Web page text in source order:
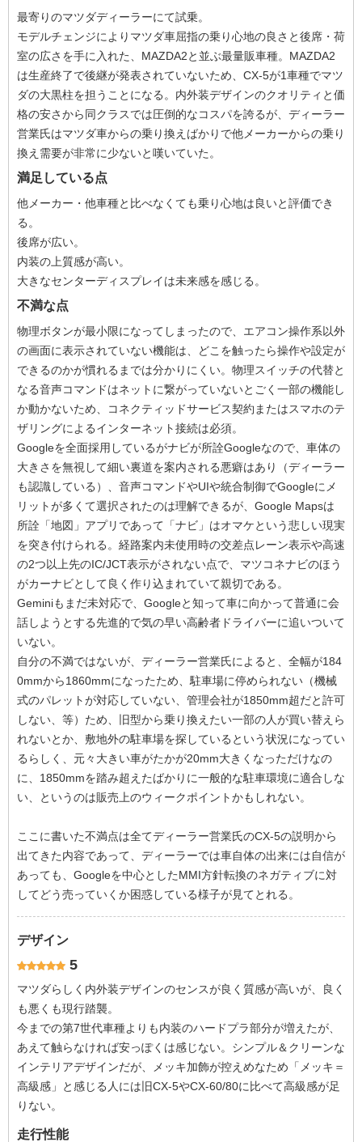
最寄りのマツダディーラーにて試乗。
モデルチェンジによりマツダ車屈指の乗り心地の良さと後席・荷
室の広さを手に入れた、MAZDA2と並ぶ最量販車種。MAZDA2
は生産終了で後継が発表されていないため、CX-5が1車種でマツ
ダの大黒柱を担うことになる。内外装デザインのクオリティと価
格の安さから同クラスでは圧倒的なコスパを誇るが、ディーラー
営業氏はマツダ車からの乗り換えばかりで他メーカーからの乗り
換え需要が非常に少ないと嘆いていた。
満足している点
他メーカー・他車種と比べなくても乗り心地は良いと評価でき
る。
後席が広い。
内装の上質感が高い。
大きなセンターディスプレイは未来感を感じる。
不満な点
物理ボタンが最小限になってしまったので、エアコン操作系以外
の画面に表示されていない機能は、どこを触ったら操作や設定が
できるのかが慣れるまでは分かりにくい。物理スイッチの代替と
なる音声コマンドはネットに繋がっていないとごく一部の機能し
か動かないため、コネクティッドサービス契約またはスマホのテ
ザリングによるインターネット接続は必須。
Googleを全面採用しているがナビが所詮Googleなので、車体の
大きさを無視して細い裏道を案内される悪癖はあり（ディーラー
も認識している）、音声コマンドやUIや統合制御でGoogleにメ
リットが多くて選択されたのは理解できるが、Google Mapsは
所詮「地図」アプリであって「ナビ」はオマケという悲しい現実
を突き付けられる。経路案内未使用時の交差点レーン表示や高速
の2つ以上先のIC/JCT表示がされない点で、マツコネナビのほう
がカーナビとして良く作り込まれていて親切である。
Geminiもまだ未対応で、Googleと知って車に向かって普通に会
話しようとする先進的で気の早い高齢者ドライバーに追いついて
いない。
自分の不満ではないが、ディーラー営業氏によると、全幅が184
0mmから1860mmになったため、駐車場に停められない（機械
式のパレットが対応していない、管理会社が1850mm超だと許可
しない、等）ため、旧型から乗り換えたい一部の人が買い替えら
れないとか、敷地外の駐車場を探しているという状況になってい
るらしく、元々大きい車がたかが20mm大きくなっただけなの
に、1850mmを踏み超えたばかりに一般的な駐車環境に適合しな
い、というのは販売上のウィークポイントかもしれない。
ここに書いた不満点は全てディーラー営業氏のCX-5の説明から
出てきた内容であって、ディーラーでは車自体の出来には自信が
あっても、Googleを中心としたMMI方針転換のネガティブに対
してどう売っていくか困惑している様子が見てとれる。
デザイン
5
マツダらしく内外装デザインのセンスが良く質感が高いが、良く
も悪くも現行踏襲。
今までの第7世代車種よりも内装のハードプラ部分が増えたが、
あえて触らなければ安っぽくは感じない。シンプル＆クリーンな
インテリアデザインだが、メッキ加飾が控えめなため「メッキ＝
高級感」と感じる人には旧CX-5やCX-60/80に比べて高級感が足
りない。
走行性能